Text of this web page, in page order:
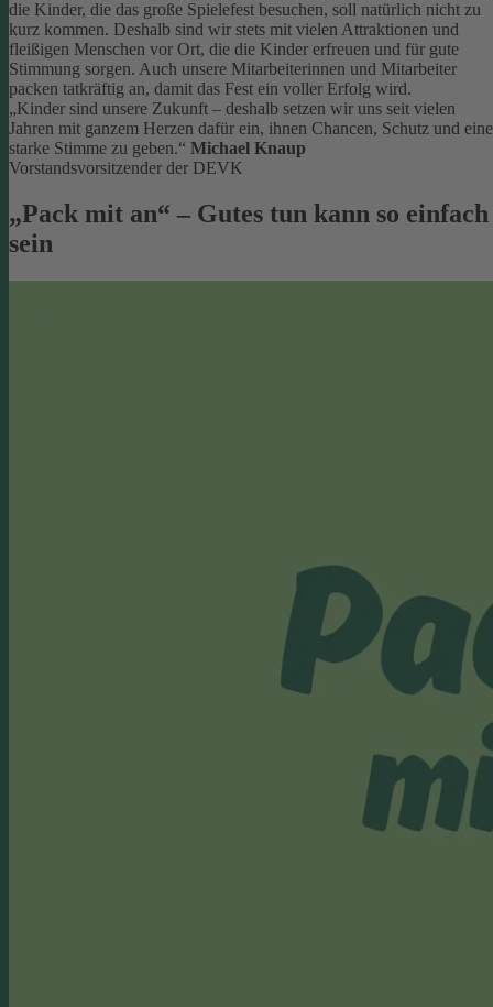
die Kinder, die das große Spielefest besuchen, soll natürlich nicht zu
kurz kommen. Deshalb sind wir stets mit vielen Attraktionen und
fleißigen Menschen vor Ort, die die Kinder erfreuen und für gute
Stimmung sorgen. Auch unsere Mitarbeiterinnen und Mitarbeiter
packen tatkräftig an, damit das Fest ein voller Erfolg wird.
„Kinder sind unsere Zukunft – deshalb setzen wir uns seit vielen
Jahren mit ganzem Herzen dafür ein, ihnen Chancen, Schutz und eine
starke Stimme zu geben.“ Michael Knaup
Vorstandsvorsitzender der DEVK
„Pack mit an“ – Gutes tun kann so einfach
sein